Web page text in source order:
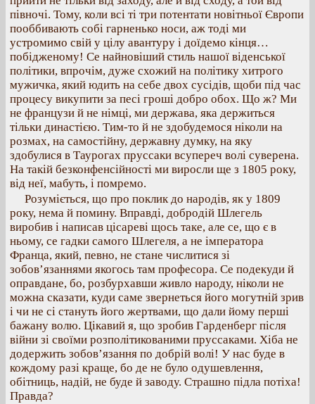
півночі. Тому, коли всі ті три потентати новітньої Європи
пооббивають собі гарненько носи, аж тоді ми
устромимо свій у цілу авантуру і доїдемо кінця…
побідженому! Се найновіший стиль нашої віденської
політики, впрочім, дуже схожий на політику хитрого
мужичка, який юдить на себе двох сусідів, щоби під час
процесу викупити за песі гроші добро обох. Що ж? Ми
не французи й не німці, ми держава, яка держиться
тільки династією. Тим-то й не здобудемося ніколи на
розмах, на самостійну, державну думку, на яку
здобулися в Таурогах пруссаки всупереч волі суверена.
На такій безконфенсійності ми виросли ще з 1805 року,
від неї, мабуть, і помремо.
Розуміється, що про поклик до народів, як у 1809
року, нема й помину. Вправді, добродій Шлегель
виробив і написав цісареві щось таке, але се, що є в
ньому, се гадки самого Шлегеля, а не імператора
Франца, який, певно, не стане числитися зі
зобов’язаннями якогось там професора. Се подекуди й
оправдане, бо, розбурхавши живло народу, ніколи не
можна сказати, куди саме звернеться його могутній зрив
і чи не сі стануть його жертвами, що дали йому перші
бажану волю. Цікавий я, що зробив Гарденберг після
війни зі своїми розполітикованими пруссаками. Хіба не
додержить зобов’язання по добрій волі! У нас буде в
кождому разі краще, бо де не було одушевлення,
обітниць, надій, не буде й заводу. Страшно підла потіха!
Правда?